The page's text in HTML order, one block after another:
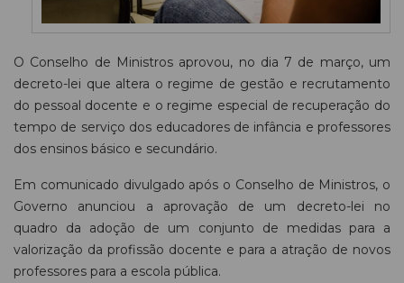
O Conselho de Ministros aprovou, no dia 7 de março, um
decreto-lei que altera o regime de gestão e recrutamento
do pessoal docente e o regime especial de recuperação do
tempo de serviço dos educadores de infância e professores
dos ensinos básico e secundário.
Em comunicado divulgado após o Conselho de Ministros, o
Governo anunciou a aprovação de um decreto-lei no
quadro da adoção de um conjunto de medidas para a
valorização da profissão docente e para a atração de novos
professores para a escola pública.